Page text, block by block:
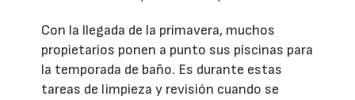
Con la llegada de la primavera, muchos
propietarios ponen a punto sus piscinas para
la temporada de baño. Es durante estas
tareas de limpieza y revisión cuando se